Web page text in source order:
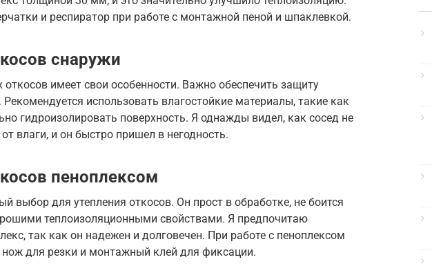
и респиратор при работе с монтажной пеной и шпаклевкой.
снаружи
имеет свои особенности. Важно обеспечить защиту
Рекомендуется использовать влагостойкие материалы, такие как
гидроизолировать поверхность. Я однажды видел, как сосед не
влаги, и он быстро пришел в негодность.
пеноплексом
выбор для утепления откосов. Он прост в обработке, не боится
теплоизоляционными свойствами. Я предпочитаю
так как он надежен и долговечен. При работе с пеноплексом
нож для резки и монтажный клей для фиксации.